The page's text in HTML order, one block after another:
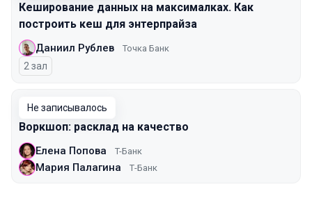
Кеширование данных на максималках. Как
построить кеш для энтерпрайза
Даниил Рублев Точка Банк
2 зал
Не записывалось
Воркшоп: расклад на качество
Елена Попова T-Банк
Мария Палагина Т-Банк